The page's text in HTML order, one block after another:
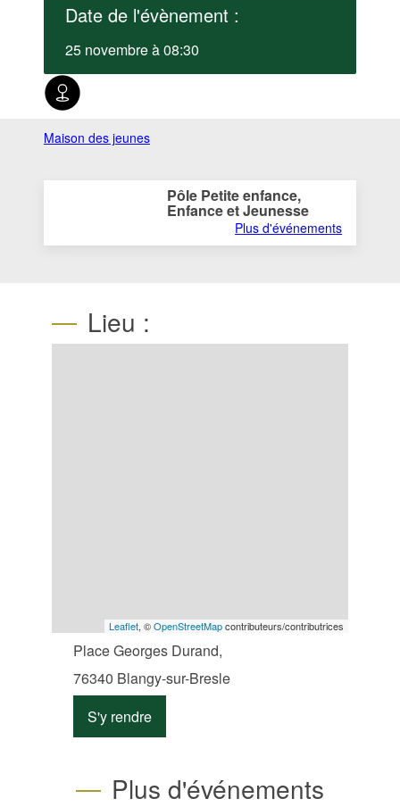
Date de l'évènement :
25 novembre à 08:30
Maison des jeunes
Pôle Petite enfance,
Enfance et Jeunesse
Plus d'événements
Lieu :
Leaflet, ©OpenStreetMapcontributeurs/contributrices
Place Georges Durand,
76340 Blangy-sur-Bresle
S'y rendre
Plus d'événements